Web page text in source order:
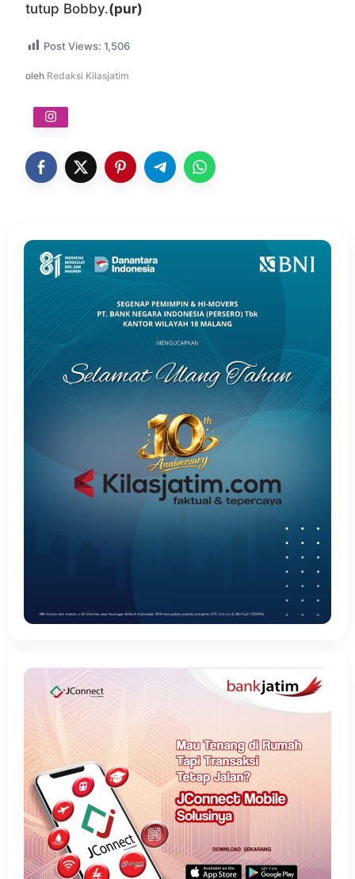
tutup Bobby.(pur)
Post Views: 1,506
oleh Redaksi Kilasjatim